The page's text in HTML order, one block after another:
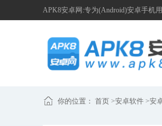
APK8安卓网:专为(Android)安卓手机
你的位置： 首页 >安卓软件 >安